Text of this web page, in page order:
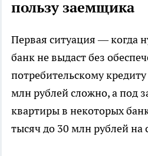
пользу заемщика
Первая ситуация — когда
банк не выдаст без
потребительскому
млн рублей сложно, а под
квартиры в некоторых
тысяч до 30 млн рублей на